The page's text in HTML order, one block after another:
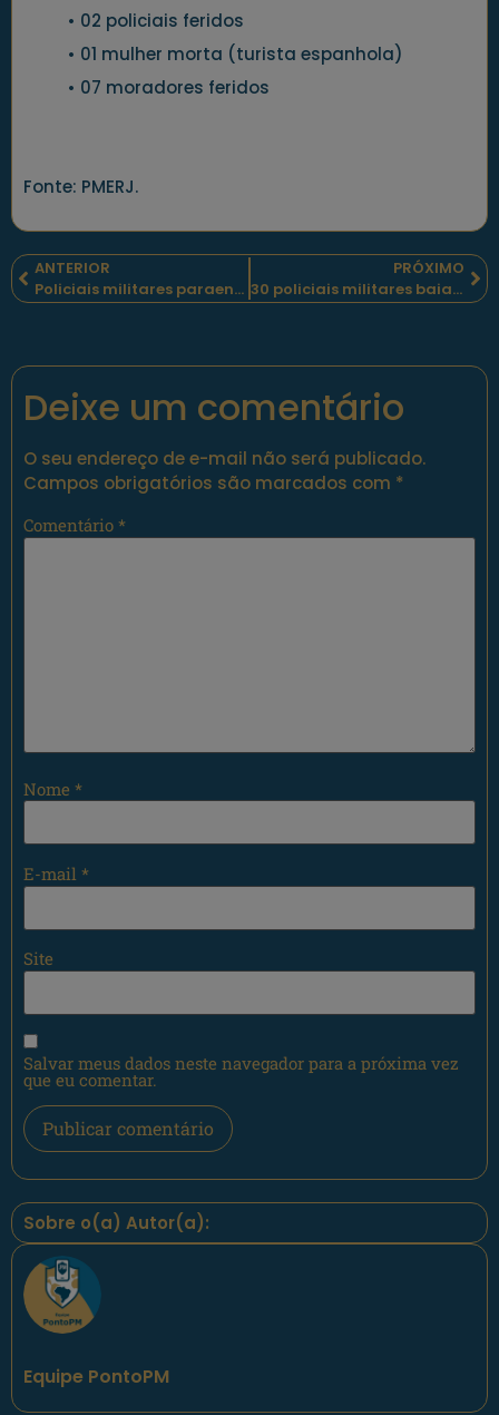
• 02 policiais feridos
• 01 mulher morta (turista espanhola)
• 07 moradores feridos
Fonte: PMERJ.
ANTERIOR
Policiais militares paraenses hospitalizados recebem apoio espiritual da Capelania da Polícia Militar
PRÓXIMO
30 policiais militares baianos e três agentes da Transalvador concluíram o Curso de Trânsito Urbano
Deixe um comentário
O seu endereço de e-mail não será publicado.
Campos obrigatórios são marcados com *
Comentário *
Nome *
E-mail *
Site
Salvar meus dados neste navegador para a próxima vez
que eu comentar.
Sobre o(a) Autor(a):
Equipe PontoPM